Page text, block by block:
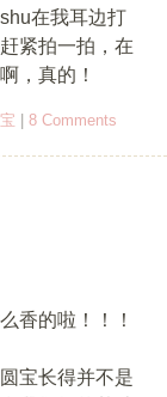
在我耳边打
紧拍一拍，在
，真的！
8 Comments
香的啦！！！
宝长得并不是